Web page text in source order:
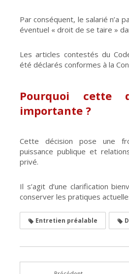
Par conséquent, le salarié n’a
éventuel « droit de se taire »
Les articles contestés du
été déclarés conformes à la
Pourquoi cette
importante ?
Cette décision pose une
puissance publique et
privé.
Il s’agit d’une clarification
conserver les pratiques
Entretien préalable